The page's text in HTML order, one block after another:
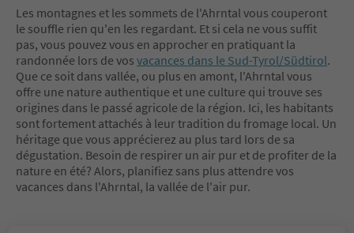
Les montagnes et les sommets de l'Ahrntal vous couperont
le souffle rien qu'en les regardant. Et si cela ne vous suffit
pas, vous pouvez vous en approcher en pratiquant la
randonnée lors de vos vacances dans le Sud-Tyrol/Südtirol.
Que ce soit dans vallée, ou plus en amont, l'Ahrntal vous
offre une nature authentique et une culture qui trouve ses
origines dans le passé agricole de la région. Ici, les habitants
sont fortement attachés à leur tradition du fromage local. Un
héritage que vous apprécierez au plus tard lors de sa
dégustation. Besoin de respirer un air pur et de profiter de la
nature en été? Alors, planifiez sans plus attendre vos
vacances dans l'Ahrntal, la vallée de l'air pur.